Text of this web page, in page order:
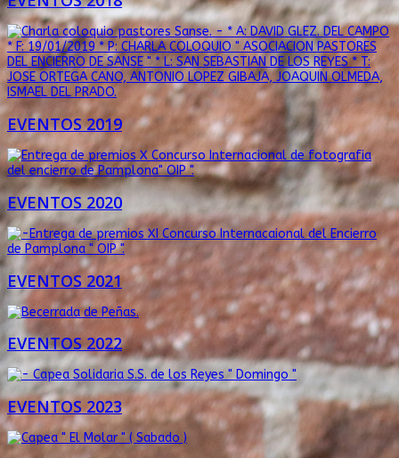
EVENTOS 2019
EVENTOS 2020
EVENTOS 2021
EVENTOS 2022
EVENTOS 2023